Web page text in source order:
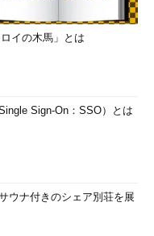
ョンは無駄なコストを招
ツールとしてのドキュメ
顧客との契約で定めら
は扱わないことにしま
や分量などが指定されて
ので、本連載で説明した
ロイの木馬」とは
Sign-On：SSO）とは
ウナ付きのシェア別荘を展